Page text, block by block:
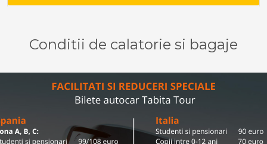
Conditii de calatorie si bagaje